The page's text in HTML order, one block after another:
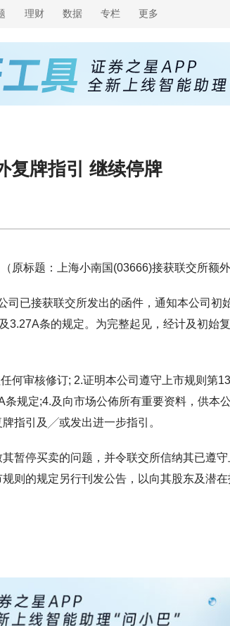
理财 数据 专栏 更多
复牌指引 继续停牌
（原标题：上海小南国(03666)接获联交所额
司已接获联交所发出的函件，通知本公司初
3.27A条的规定。为完整起见，经计及初始
何审核修订; 2.证明本公司遵守上市规则第
规定;4.及向市场公佈所有重要资料，供本
指引及╱或发出进一步指引。
暂停买卖的问题，并令联交所信纳其已遵
则的规定另行刊发公告，以向其股东及潜